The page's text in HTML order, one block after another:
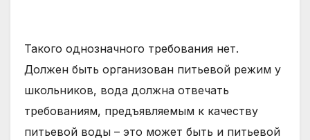
Такого однозначного требования нет.
Должен быть организован питьевой режим у
школьников, вода должна отвечать
требованиям, предъявляемым к качеству
питьевой воды – это может быть и питьевой